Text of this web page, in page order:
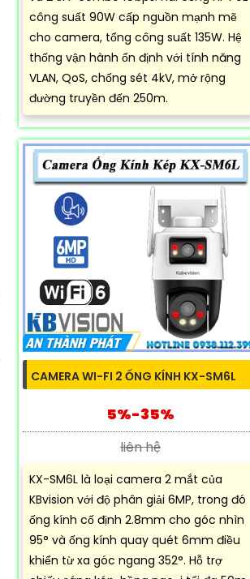
công suất 90W cấp nguồn mạnh mẽ
cho camera, tổng công suất 135W. Hệ
thống vận hành ổn định với tính năng
VLAN, QoS, chống sét 4kV, mở rộng
đường truyền đến 250m.
CAMERA WI-FI 2 ỐNG KÍNH KX-SM6L
5%-35%
liên hệ
KX-SM6L là loại camera 2 mắt của
KBvision với độ phân giải 6MP, trong đó
ống kính cố định 2.8mm cho góc nhìn
95° và ống kính quay quét 6mm điều
khiển từ xa góc ngang 352°. Hỗ trợ